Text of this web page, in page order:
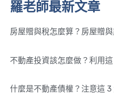
羅老師最新文章
房屋贈與稅怎麼算？房屋贈
不動產投資該怎麼做？利用
什麼是不動產債權？注意這